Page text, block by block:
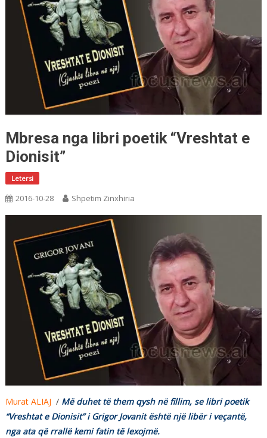
Mbresa nga libri poetik “Vreshtat e
Dionisit”
Letersi
2016-10-28 Shpetim Zinxhiria
Murat ALIAJ / Më duhet të them qysh në fillim, se libri poetik
“Vreshtat e Dionisit” i Grigor Jovanit është një libër i veçantë,
nga ata që rrallë kemi fatin të lexojmë.